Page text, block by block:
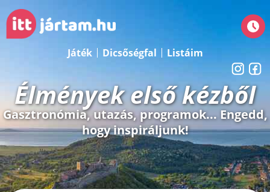
Játék Dicsőségfal Listáim
Élmények első kézből
Gasztronómia, utazás, programok... Engedd,
hogy inspiráljunk!